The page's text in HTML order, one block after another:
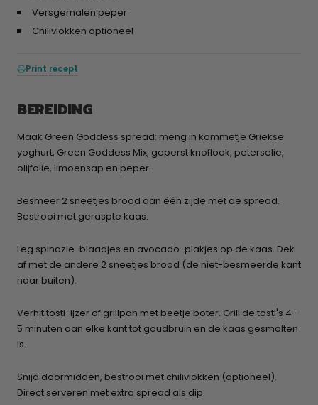
Versgemalen peper
Chilivlokken optioneel
Print recept
BEREIDING
Maak Green Goddess spread: meng in kommetje Griekse
yoghurt, Green Goddess Mix, geperst knoflook, peterselie,
olijfolie, limoensap en peper.
Besmeer 2 sneetjes brood aan één zijde met de spread.
Bestrooi met geraspte kaas.
Leg spinazie-blaadjes en avocado-plakjes op de kaas. Dek
af met de andere 2 sneetjes brood (de niet-besmeerde kant
naar buiten).
Verhit tosti-ijzer of grillpan met beetje boter. Grill de tosti's 4-
5 minuten aan elke kant tot goudbruin en de kaas gesmolten
is.
Snijd doormidden, bestrooi met chilivlokken (optioneel).
Direct serveren met extra spread als dip.